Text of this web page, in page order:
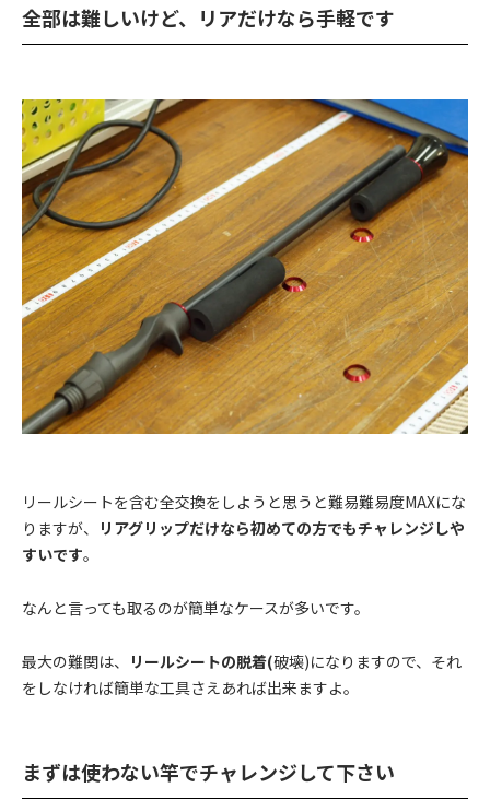
全部は難しいけど、リアだけなら手軽です
リールシートを含む全交換をしようと思うと難易難易度MAXにな
りますが、 リアグリップだけなら初めての方でもチャレンジしや
すいです。
なんと言っても取るのが簡単なケースが多いです。
最大の難関は、 リールシートの脱着(破壊)になりますので、それ
をしなければ簡単な工具さえあれば出来ますよ。
まずは使わない竿でチャレンジして下さい